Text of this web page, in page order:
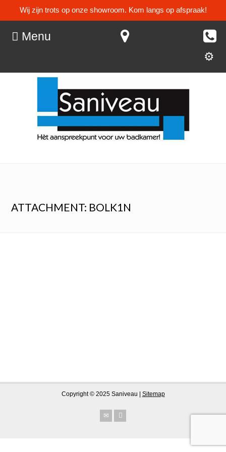
Wij zijn trots op onze showroom. Kom langs op afspraak!
Menu
ATTACHMENT: BOLK1N
Copyright © 2025 Saniveau | Sitemap